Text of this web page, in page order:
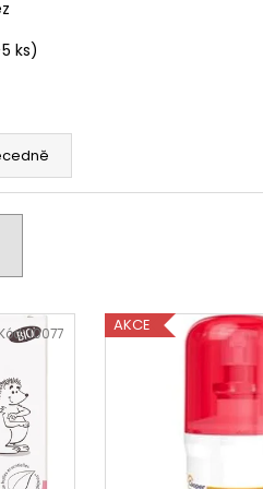
ks)
Kód:10077 AKCE